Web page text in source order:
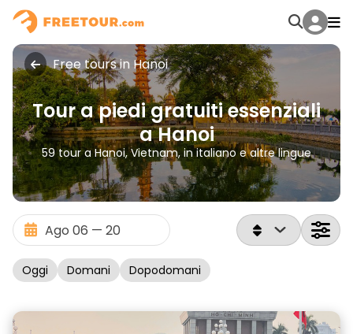
Free tours in Hanoi
Tour a piedi gratuiti essenziali
a Hanoi
59 tour a Hanoi, Vietnam, in italiano e altre lingue
Oggi Domani Dopodomani